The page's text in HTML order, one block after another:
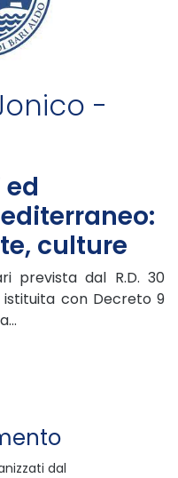
-
culture
prevista dal R.D. 30
istituita con Decreto 9
more
dal